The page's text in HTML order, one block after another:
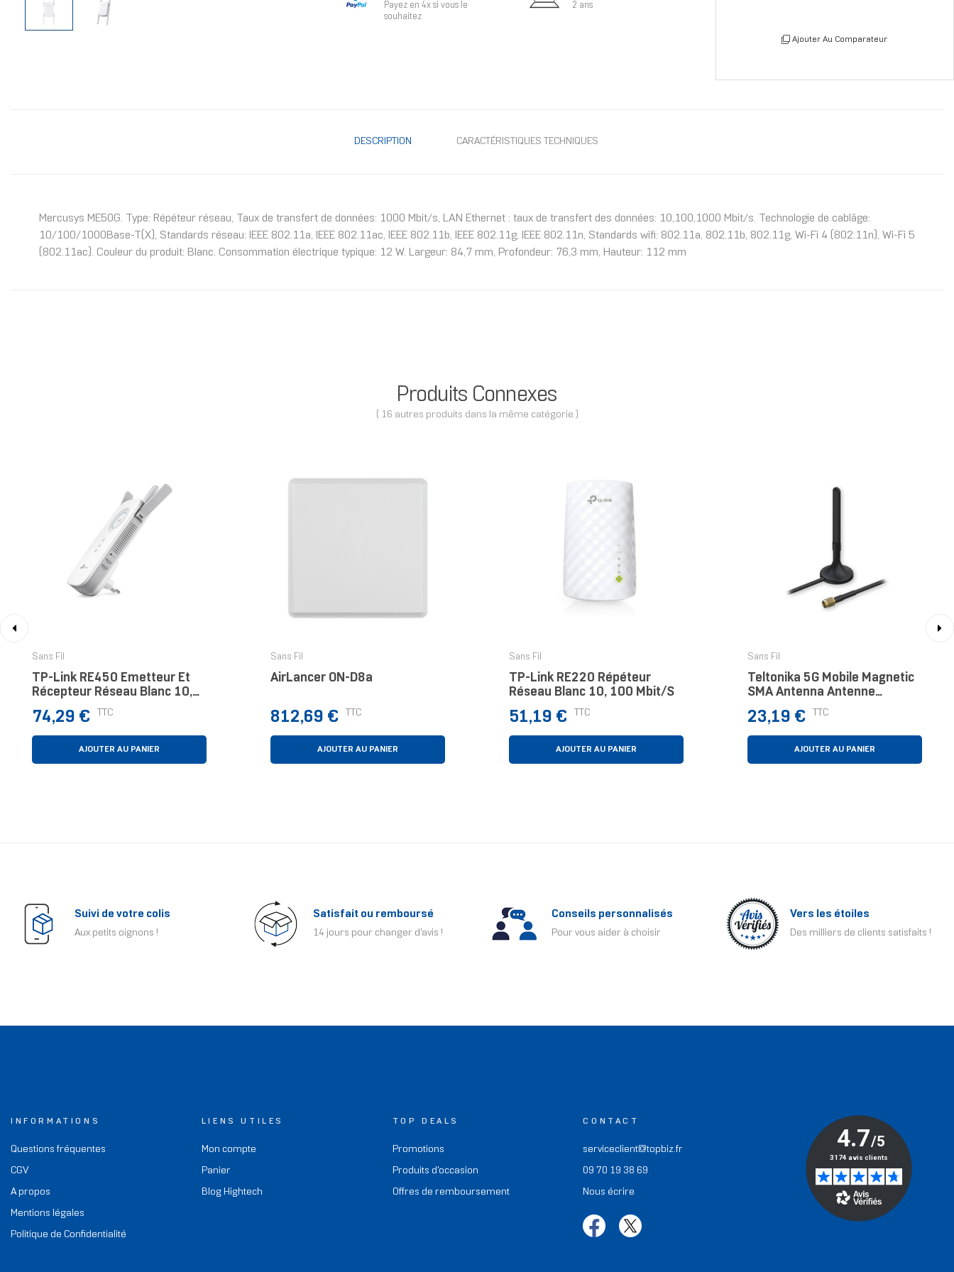
Payez en 4x si vous le
souhaitez
2 ans
Ajouter Au Comparateur
DESCRIPTION CARACTÉRISTIQUES TECHNIQUES
Mercusys ME50G. Type: Répéteur réseau, Taux de transfert de données: 1000 Mbit/s, LAN Ethernet : taux de transfert des données: 10,100,1000 Mbit/s. Technologie de cablâge:
10/100/1000Base-T(X), Standards réseau: IEEE 802.11a, IEEE 802.11ac, IEEE 802.11b, IEEE 802.11g, IEEE 802.11n, Standards wifi: 802.11a, 802.11b, 802.11g, Wi-Fi 4 (802.11n), Wi-Fi 5
(802.11ac). Couleur du produit: Blanc. Consommation électrique typique: 12 W. Largeur: 84,7 mm, Profondeur: 76,3 mm, Hauteur: 112 mm
Produits Connexes
( 16 autres produits dans la même catégorie )
Sans Fil
TP-Link RE450 Émetteur Et
Récepteur Réseau Blanc 10,
100, 1000 Mbit/s
Prix
74,29 € TTC
AJOUTER AU PANIER
Sans Fil
AirLancer ON-D8a
Prix
812,69 € TTC
AJOUTER AU PANIER
Sans Fil
TP-Link RE220 Répéteur
Réseau Blanc 10, 100 Mbit/s
Prix
51,19 € TTC
AJOUTER AU PANIER
Sans Fil
Teltonika 5G Mobile Magnetic
SMA Antenna Antenne
Antenne Omni-Directionnelle
3,6 DBi
Prix
23,19 € TTC
AJOUTER AU PANIER
Suivi de votre colis
Aux petits oignons !
Satisfait ou remboursé
14 jours pour changer d'avis !
Conseils personnalisés
Pour vous aider à choisir
Vers les étoiles
Des milliers de clients satisfaits !
INFORMATIONS
Questions fréquentes
CGV
A propos
Mentions légales
Politique de Confidentialité
LIENS UTILES
Mon compte
Panier
Blog Hightech
TOP DEALS
Promotions
Produits d'occasion
Offres de remboursement
CONTACT
serviceclient@topbiz.fr
09 70 19 38 69
Nous écrire